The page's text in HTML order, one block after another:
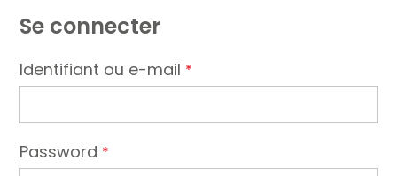
Se connecter
Identifiant ou e-mail *
Password *